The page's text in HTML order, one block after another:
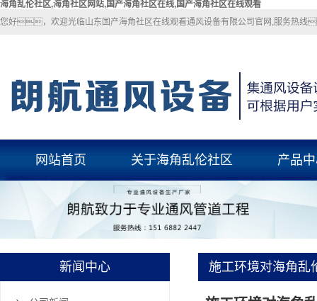
海角乱伦社区,海角社区网站,国产海角社区在线,国产海角社区在线观看
您好，欢迎光临山东国产海角社区在线观看通风设备有限公司官网,服务热
网站首页 关于海角乱伦社区
关于海角乱伦社区
产品
玻璃钢风
新闻中心 施工环境对海角乱